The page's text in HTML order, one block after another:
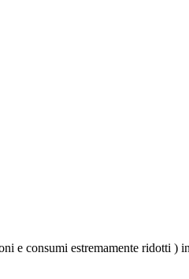
e consumi estremamente ridotti )